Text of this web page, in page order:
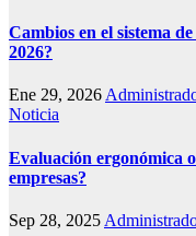
Cambios en el sistema
2026?
Ene 29, 2026
Noticia
Evaluación ergonómica
empresas?
Sep 28, 2025